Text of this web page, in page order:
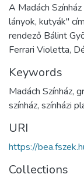
A Madách
lányok, kutyák"
rendező Bálint
Ferrari Violetta,
Keywords
Madách Színház,
színház, színházi
URI
https://
Collections